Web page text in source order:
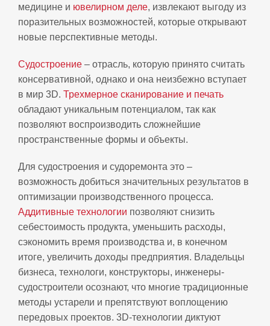
медицине и ювелирном деле, извлекают выгоду из
поразительных возможностей, которые открывают
новые перспективные методы.
Судостроение – отрасль, которую принято считать
консервативной, однако и она неизбежно вступает
в мир 3D. Трехмерное сканирование и печать
обладают уникальным потенциалом, так как
позволяют воспроизводить сложнейшие
пространственные формы и объекты.
Для судостроения и судоремонта это –
возможность добиться значительных результатов в
оптимизации производственного процесса.
Аддитивные технологии позволяют снизить
себестоимость продукта, уменьшить расходы,
сэкономить время производства и, в конечном
итоге, увеличить доходы предприятия. Владельцы
бизнеса, технологи, конструкторы, инженеры-
судостроители осознают, что многие традиционные
методы устарели и препятствуют воплощению
передовых проектов. 3D-технологии диктуют